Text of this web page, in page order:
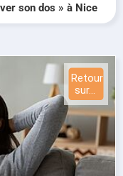
son dos » à Nice